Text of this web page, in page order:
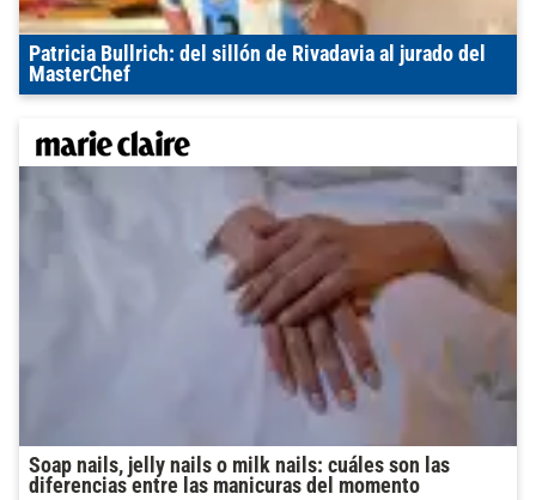
Patricia Bullrich: del sillón de Rivadavia al jurado del
MasterChef
Soap nails, jelly nails o milk nails: cuáles son las
diferencias entre las manicuras del momento